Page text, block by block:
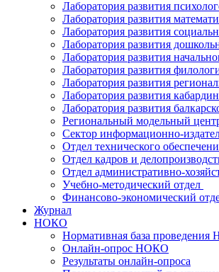
Лаборатория развития
Лаборатория развития
Лаборатория развития
Лаборатория развития
Лаборатория развития
Лаборатория развития
Лаборатория развития
Лаборатория развития
Лаборатория развития
Региональный модельный
Сектор информационно-
Отдел технического
Отдел кадров и
Отдел административно-
Учебно-методический отдел
Финансово-экономический
Журнал
НОКО
Нормативная база
Онлайн-опрос НОКО
Результаты онлайн-опроса